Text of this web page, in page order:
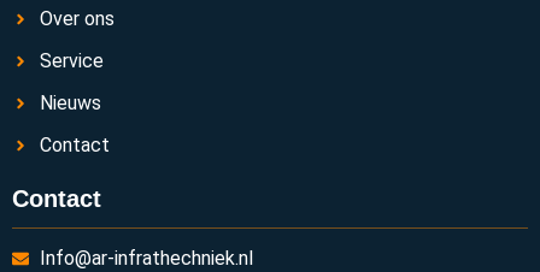
Over ons
Service
Nieuws
Contact
Contact
Info@ar-infrathechniek.nl